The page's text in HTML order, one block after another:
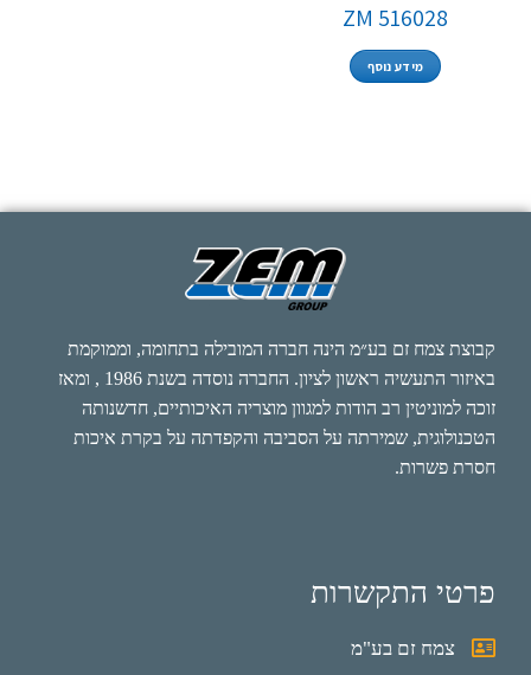
ZM 516028
מידע נוסף
קבוצת צמח זם בע״מ הינה חברה המובילה בתחומה, וממוקמת
באיזור התעשיה ראשון לציון. החברה נוסדה בשנת 1986 , ומאז
זוכה למוניטין רב הודות למגוון מוצריה האיכותיים, חדשנותה
הטכנולוגית, שמירתה על הסביבה והקפדתה על בקרת איכות
חסרת פשרות.
פרטי התקשרות
צמח זם בע"מ